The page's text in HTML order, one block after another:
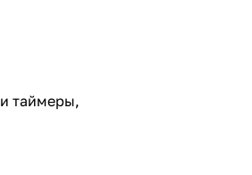
таймеры,